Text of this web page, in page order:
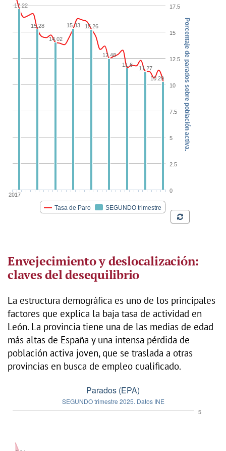
Envejecimiento y deslocalización:
claves del desequilibrio
La estructura demográfica es uno de los principales
factores que explica la baja tasa de actividad en
León. La provincia tiene una de las medias de edad
más altas de España y una intensa pérdida de
población activa joven, que se traslada a otras
provincias en busca de empleo cualificado.